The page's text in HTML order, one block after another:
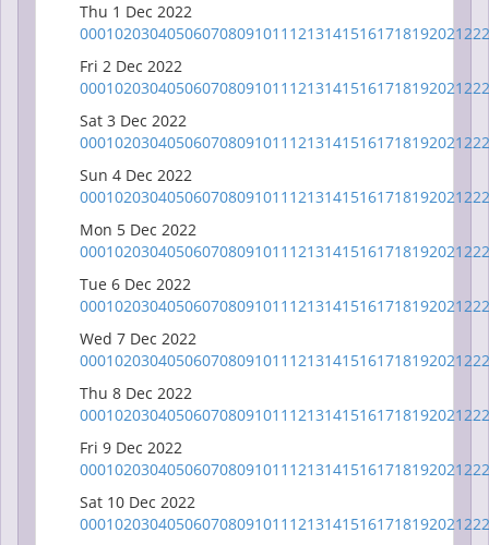
Thu 1 Dec 2022
000102030405060708091011 1213141516171819202122
Fri 2 Dec 2022
000102030405060708091011 1213141516171819202122
Sat 3 Dec 2022
000102030405060708091011 1213141516171819202122
Sun 4 Dec 2022
000102030405060708091011 1213141516171819202122
Mon 5 Dec 2022
000102030405060708091011 1213141516171819202122
Tue 6 Dec 2022
000102030405060708091011 1213141516171819202122
Wed 7 Dec 2022
000102030405060708091011 1213141516171819202122
Thu 8 Dec 2022
000102030405060708091011 1213141516171819202122
Fri 9 Dec 2022
000102030405060708091011 1213141516171819202122
Sat 10 Dec 2022
000102030405060708091011 1213141516171819202122